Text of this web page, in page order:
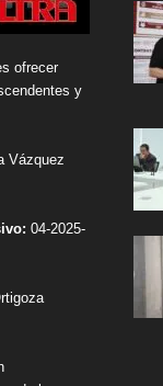
ofrecer
y
Vázquez
04-2025-